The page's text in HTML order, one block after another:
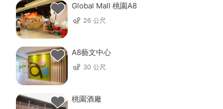
Global Mall 桃園A8
26 公尺
A8藝文中心
30 公尺
桃園酒廠